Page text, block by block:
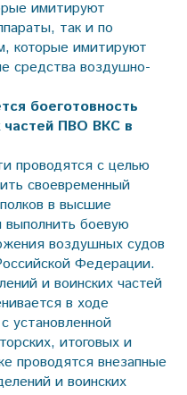
имитируют
так и по
которые имитируют
средства воздушно-
боеготовность
частей ПВО ВКС в
проводятся с целью
своевременный
в высшие
выполнить боевую
воздушных судов
Федерации.
и воинских частей
в ходе
установленной
итоговых и
проводятся внезапные
и воинских